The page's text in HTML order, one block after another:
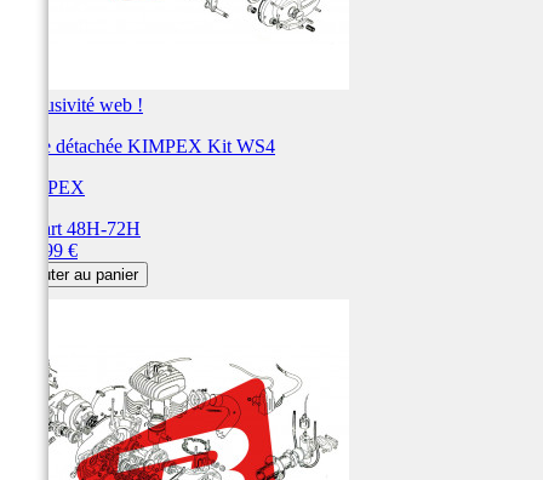
Exclusivité web !
Pièce détachée KIMPEX Kit WS4
KIMPEX
Départ 48H-72H
509,99 €
Ajouter au panier